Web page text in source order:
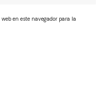
en este navegador para la